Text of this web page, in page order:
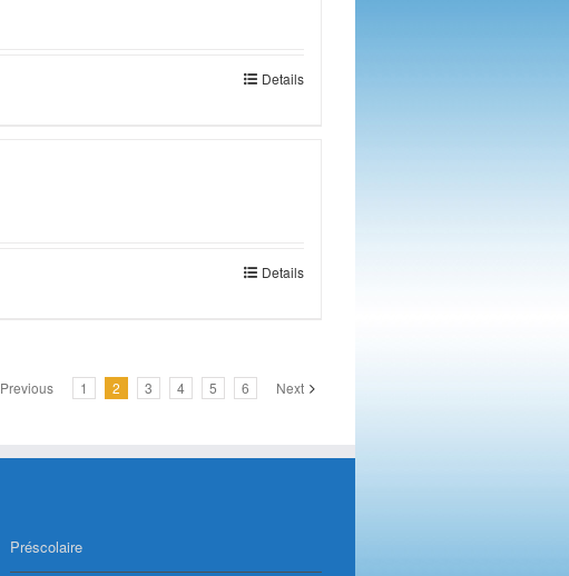
Details
Details
Previous 1 2 3 4 5 6 Next
Préscolaire